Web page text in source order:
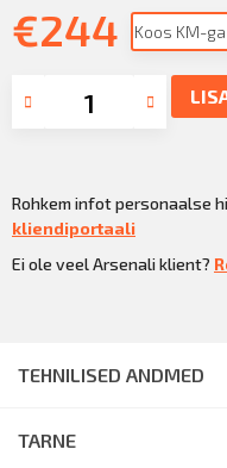
€244 Koos KM-ga
Rohkem infot personaalse
kliendiportaali
Ei ole veel Arsenali klient?
TEHNILISED ANDMED
TARNE